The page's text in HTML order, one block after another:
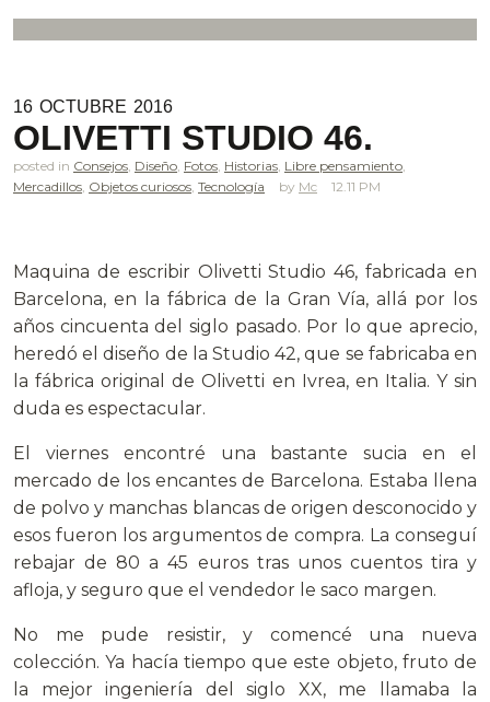
16 OCTUBRE 2016
OLIVETTI STUDIO 46.
posted in Consejos, Diseño, Fotos, Historias, Libre pensamiento,
Mercadillos, Objetos curiosos, Tecnología Mc 12.11 PM
Maquina de escribir Olivetti Studio 46, fabricada en
Barcelona, en la fábrica de la Gran Vía, allá por los
años cincuenta del siglo pasado. Por lo que aprecio,
heredó el diseño de la Studio 42, que se fabricaba en
la fábrica original de Olivetti en Ivrea, en Italia. Y sin
duda es espectacular.
El viernes encontré una bastante sucia en el
mercado de los encantes de Barcelona. Estaba llena
de polvo y manchas blancas de origen desconocido y
esos fueron los argumentos de compra. La conseguí
rebajar de 80 a 45 euros tras unos cuentos tira y
afloja, y seguro que el vendedor le saco margen.
No me pude resistir, y comencé una nueva
colección. Ya hacía tiempo que este objeto, fruto de
la mejor ingeniería del siglo XX, me llamaba la